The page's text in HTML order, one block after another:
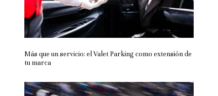
Más que un servicio: el Valet Parking como extensión de
tu marca